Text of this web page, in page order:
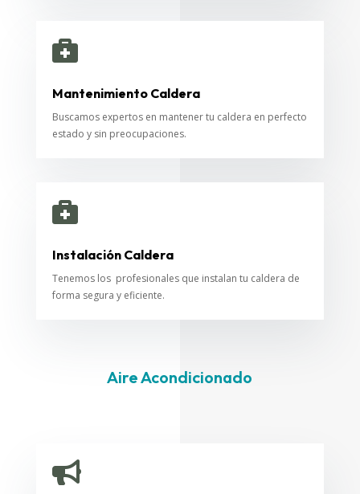

Mantenimiento Caldera
Buscamos expertos en mantener tu caldera en perfecto
estado y sin preocupaciones.

Instalación Caldera
Tenemos los profesionales que instalan tu caldera de
forma segura y eficiente.
Aire Acondicionado
